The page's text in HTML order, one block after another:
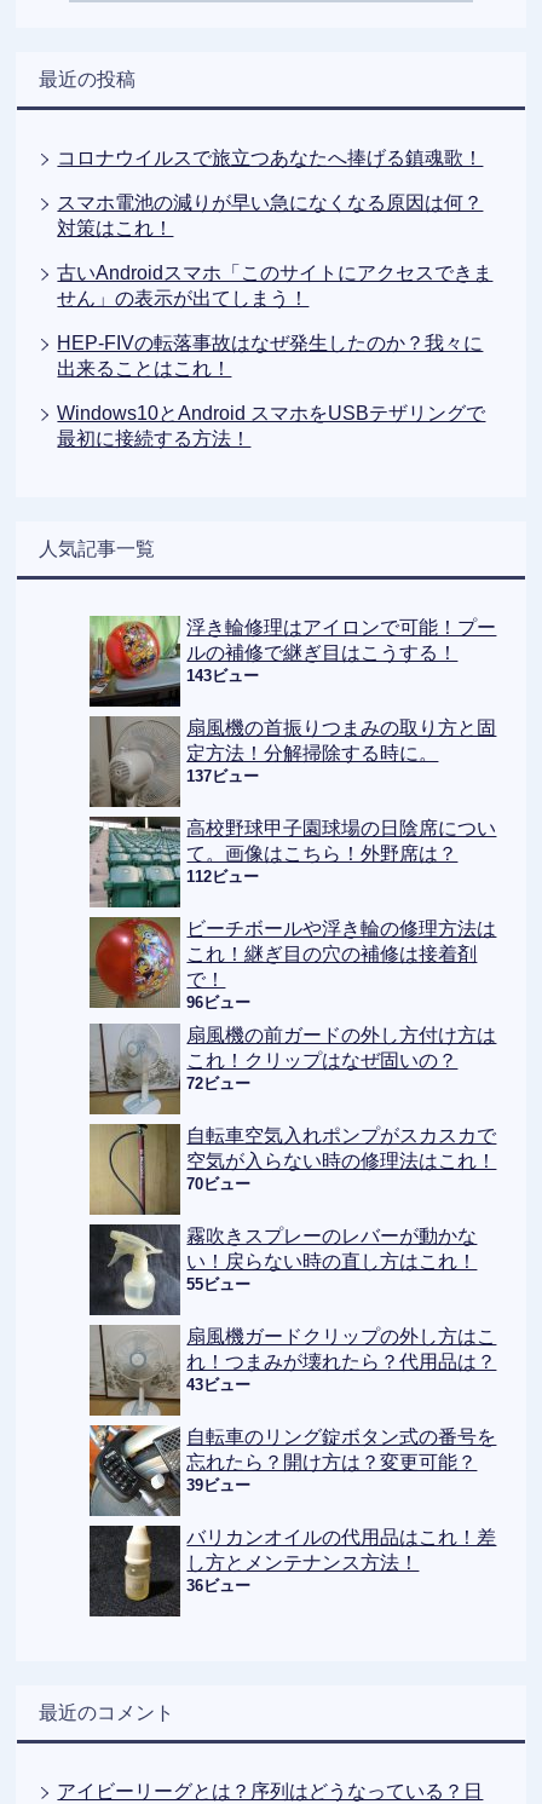
最近の投稿
コロナウイルスで旅立つあなたへ捧げる鎮魂歌！
スマホ電池の減りが早い急になくなる原因は何？
対策はこれ！
古いAndroidスマホ「このサイトにアクセスできま
せん」の表示が出てしまう！
HEP-FIVの転落事故はなぜ発生したのか？我々に
出来ることはこれ！
Windows10とAndroid スマホをUSBテザリングで
最初に接続する方法！
人気記事一覧
浮き輪修理はアイロンで可能！プー
ルの補修で継ぎ目はこうする！
143ビュー
扇風機の首振りつまみの取り方と固
定方法！分解掃除する時に。
137ビュー
高校野球甲子園球場の日陰席につい
て。画像はこちら！外野席は？
112ビュー
ビーチボールや浮き輪の修理方法は
これ！継ぎ目の穴の補修は接着剤
で！
96ビュー
扇風機の前ガードの外し方付け方は
これ！クリップはなぜ固いの？
72ビュー
自転車空気入れポンプがスカスカで
空気が入らない時の修理法はこれ！
70ビュー
霧吹きスプレーのレバーが動かな
い！戻らない時の直し方はこれ！
55ビュー
扇風機ガードクリップの外し方はこ
れ！つまみが壊れたら？代用品は？
43ビュー
自転車のリング錠ボタン式の番号を
忘れたら？開け方は？変更可能？
39ビュー
バリカンオイルの代用品はこれ！差
し方とメンテナンス方法！
36ビュー
最近のコメント
アイビーリーグとは？序列はどうなっている？日